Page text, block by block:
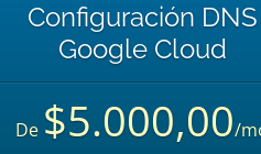
Configuración DNS
Google Cloud
De $5.000,00/